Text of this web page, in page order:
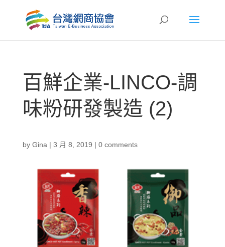
百鮮企業-LINCO-調
味粉研發製造 (2)
by Gina | 3 月 8, 2019 | 0 comments